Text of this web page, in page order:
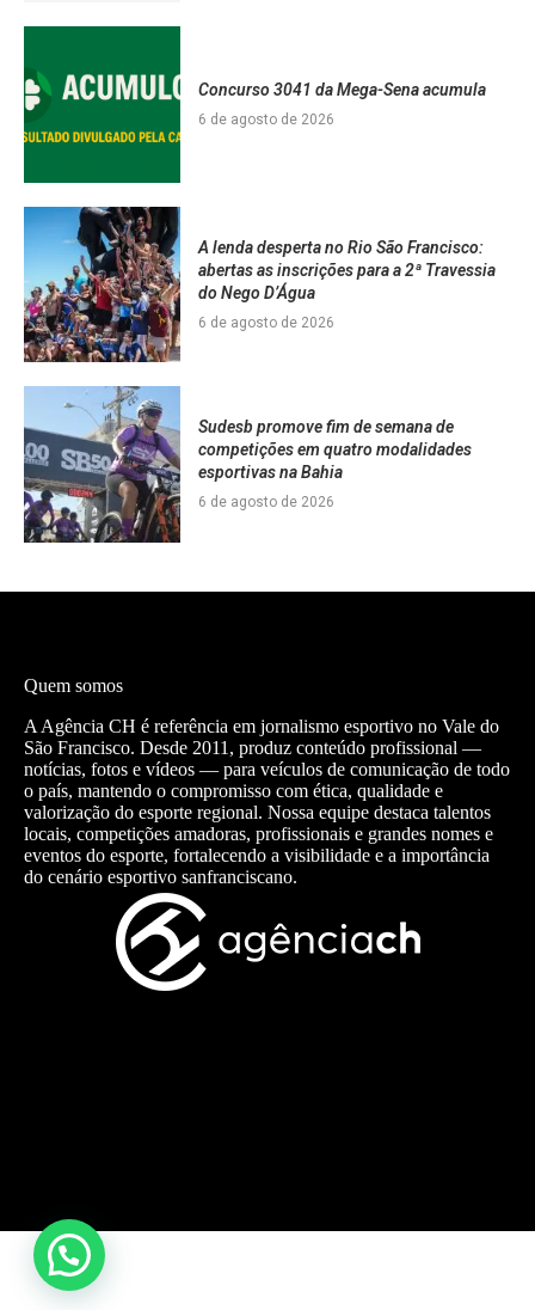
Concurso 3041 da Mega-Sena acumula
6 de agosto de 2026
A lenda desperta no Rio São Francisco:
abertas as inscrições para a 2ª Travessia
do Nego D’Água
6 de agosto de 2026
Sudesb promove fim de semana de
competições em quatro modalidades
esportivas na Bahia
6 de agosto de 2026
Quem somos
A Agência CH é referência em jornalismo esportivo no Vale do
São Francisco. Desde 2011, produz conteúdo profissional —
notícias, fotos e vídeos — para veículos de comunicação de todo
o país, mantendo o compromisso com ética, qualidade e
valorização do esporte regional. Nossa equipe destaca talentos
locais, competições amadoras, profissionais e grandes nomes e
eventos do esporte, fortalecendo a visibilidade e a importância
do cenário esportivo sanfranciscano.